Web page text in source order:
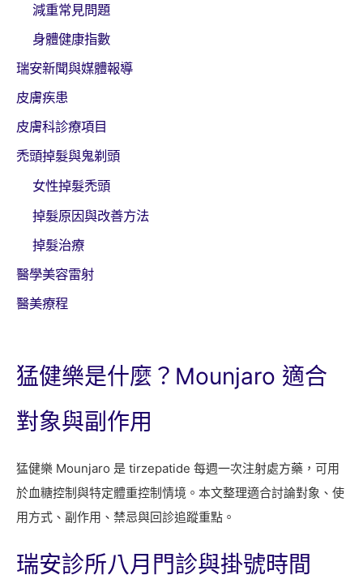
減重常見問題
身體健康指數
瑞安新聞與媒體報導
皮膚疾患
皮膚科診療項目
禿頭掉髮與鬼剃頭
女性掉髮禿頭
掉髮原因與改善方法
掉髮治療
醫學美容雷射
醫美療程
猛健樂是什麼？Mounjaro 適合
對象與副作用
猛健樂 Mounjaro 是 tirzepatide 每週一次注射處方藥，可用
於血糖控制與特定體重控制情境。本文整理適合討論對象、使
用方式、副作用、禁忌與回診追蹤重點。
瑞安診所八月門診與掛號時間